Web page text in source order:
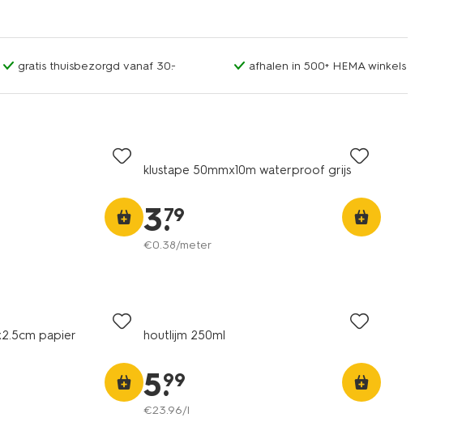
gratis thuisbezorgd vanaf 30.- afhalen in 500+ HEMA winkels
klustape 50mmx10m waterproof grijs
3.
79
€0.38/meter
papier houtlijm 250ml
5.
99
€23.96/l